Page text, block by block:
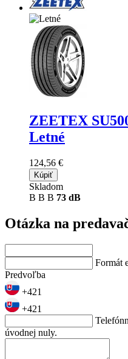
ZEETEX
Letné
124,56 €
Kúpiť
Skladom
B B B 73 dB
Otázka na
Formát
Predvoľba
+421
+421
úvodnej nuly.